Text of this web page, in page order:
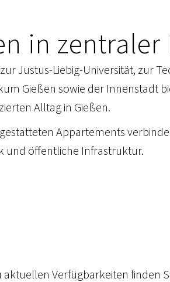
in zentraler
Justus-Liebig-Universität, zur
Gießen sowie der Innenstadt
Alltag in Gießen.
Appartements
und öffentliche Infrastruktur.
Verfügbarkeiten finden